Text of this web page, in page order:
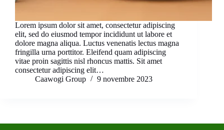
Lorem ipsum dolor sit amet, consectetur adipiscing
elit, sed do eiusmod tempor incididunt ut labore et
dolore magna aliqua. Luctus venenatis lectus magna
fringilla urna porttitor. Eleifend quam adipiscing
vitae proin sagittis nisl rhoncus mattis. Sit amet
consectetur adipiscing elit…
Caawogi Group
9 novembre 2023